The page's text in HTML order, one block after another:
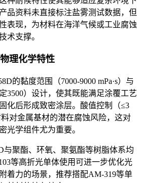
品资料未直接标注盐雾测试数据，但
表现，为材料在海洋气候或工业腐蚀
术支撑。
理化学特性
的黏度范围（7000-9000 mPa·s）与
3500）设计，使其既能满足涂覆工艺
化后形成致密涂层。酸值控制（≤3
对金属基材的潜在腐蚀风险，这对
光学组件尤为重要。
与聚酯、环氧、聚氨酯等树脂体系均
等高折光单体使用可进一步优化光
着力的场景，推荐搭配AM-319等单